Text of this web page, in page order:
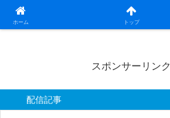
ホーム トップ
日本第一！ニュース録
スポンサーリンク
配信記事